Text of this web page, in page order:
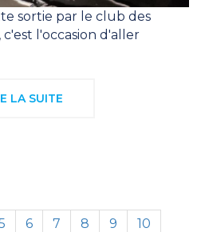
sortie par le club des
l'occasion d'aller
LA SUITE
6 7 8 9
10